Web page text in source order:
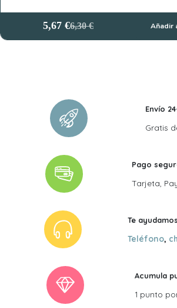
6,30€
El
precio
5,67 €El
precio
Añadir
Envío
Gratis
Pago
Tarjeta,
Te ayudamos
Teléfono,
Acumula
1 punto